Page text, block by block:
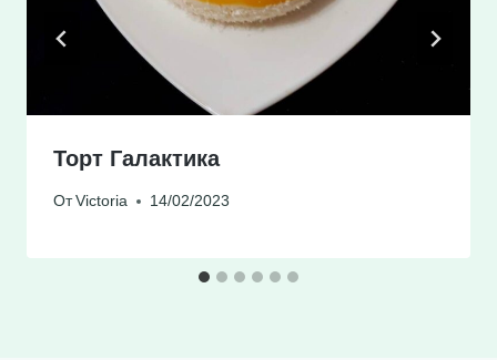
Торт Галактика
От Victoria 14/02/2023